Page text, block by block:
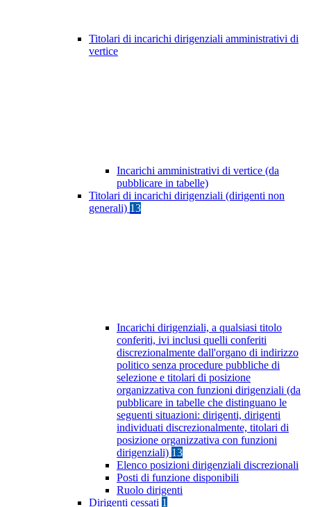
Titolari di incarichi dirigenziali amministrativi di
vertice
Incarichi amministrativi di vertice (da
pubblicare in tabelle)
Titolari di incarichi dirigenziali (dirigenti non
generali) 13
Incarichi dirigenziali, a qualsiasi titolo
conferiti, ivi inclusi quelli conferiti
discrezionalmente dall'organo di indirizzo
politico senza procedure pubbliche di
selezione e titolari di posizione
organizzativa con funzioni dirigenziali (da
pubblicare in tabelle che distinguano le
seguenti situazioni: dirigenti, dirigenti
individuati discrezionalmente, titolari di
posizione organizzativa con funzioni
dirigenziali) 13
Elenco posizioni dirigenziali discrezionali
Posti di funzione disponibili
Ruolo dirigenti
Dirigenti cessati 1